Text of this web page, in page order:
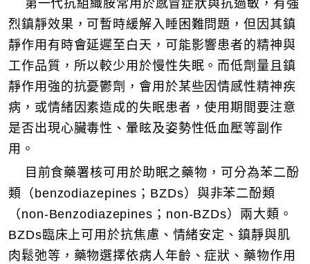
第一代抗組織胺常用於感冒症狀與抗過敏，有強
烈鎮靜效果，可暫時緩解入睡困難問題，但因其鎮
靜作用有時會延遲至白天，可能影響患者的精神與
工作品質，所以較少用於慢性失眠。而低劑量且鎮
靜作用強的抗憂鬱劑，會用於某些因情感性精神疾
病，或情緒因素造成的失眠患者，使用期間要注意
是否出現心臟毒性、暈眩及姿勢性低血壓等副作
用。
目前食藥署核可用於助眠之藥物，可分為苯二酚
類（benzodiazepines；BZDs）與非苯二酚類
（non-Benzodiazepines；non-BZDs）兩大類。
BZDs臨床上可用於抗焦慮、情緒安定、鎮靜與肌
肉鬆弛等，藥物選擇依病人年齡、症狀、藥物作用